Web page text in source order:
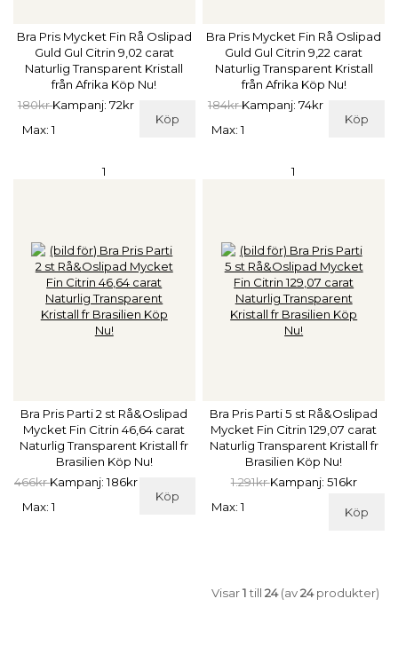
Bra Pris Mycket Fin Rå Oslipad
Guld Gul Citrin 9,02 carat
Naturlig Transparent Kristall
från Afrika Köp Nu!
180krKampanj: 72kr
Köp
Max: 1
Bra Pris Mycket Fin Rå Oslipad
Guld Gul Citrin 9,22 carat
Naturlig Transparent Kristall
från Afrika Köp Nu!
184krKampanj: 74kr
Köp
Max: 1
1
Bra Pris Parti 2 st Rå&Oslipad
Mycket Fin Citrin 46,64 carat
Naturlig Transparent Kristall fr
Brasilien Köp Nu!
466krKampanj: 186kr
Köp
Max: 1
1
Bra Pris Parti 5 st Rå&Oslipad
Mycket Fin Citrin 129,07 carat
Naturlig Transparent Kristall fr
Brasilien Köp Nu!
1.291krKampanj: 516kr
Köp
Max: 1
Visar1till24(av24produkter)